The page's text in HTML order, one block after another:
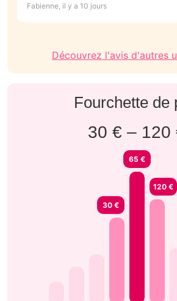
Fabienne, il y a 10 jours
Découvrez l'avis d'autres
Fourchette de
30 € – 120
30 €
65 €
120 €